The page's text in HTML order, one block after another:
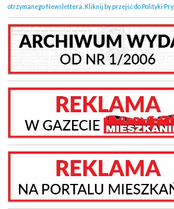
otrzymanego Newslettera. Kliknij by przejść do Polityki